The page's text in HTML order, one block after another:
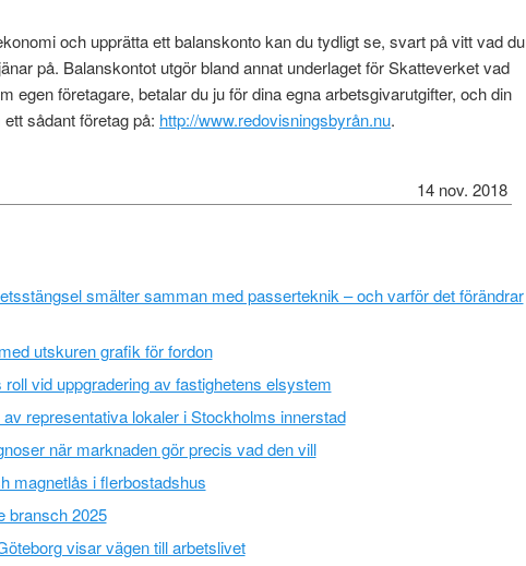
och upprätta ett balanskonto kan du tydligt se, svart på vitt vad du
på. Balanskontot utgör bland annat underlaget för Skatteverket vad
egen företagare, betalar du ju för dina egna arbetsgivarutgifter, och din
sådant företag på: http://www.redovisningsbyrån.nu.
14 nov. 2018
smälter samman med passerteknik – och varför det förändrar
utskuren grafik för fordon
roll vid uppgradering av fastighetens elsystem
representativa lokaler i Stockholms innerstad
när marknaden gör precis vad den vill
magnetlås i flerbostadshus
bransch 2025
visar vägen till arbetslivet